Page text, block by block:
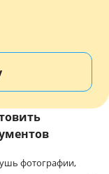
фотографии,